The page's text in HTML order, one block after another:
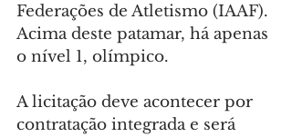
Federações de Atletismo (IAAF).
Acima deste patamar, há apenas
o nível 1, olímpico.
A licitação deve acontecer por
contratação integrada e será